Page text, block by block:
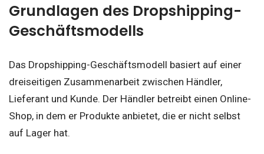
Grundlagen des Dropshipping-
Geschäftsmodells
Das Dropshipping-Geschäftsmodell basiert auf einer
dreiseitigen Zusammenarbeit zwischen Händler,
Lieferant und Kunde. Der Händler betreibt einen Online-
Shop, in dem er Produkte anbietet, die er nicht selbst
auf Lager hat.